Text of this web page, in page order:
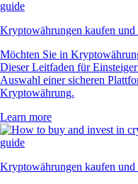
Kryptowährungen kaufen
Möchten Sie in
Dieser Leitfaden für
Auswahl einer sicheren
Kryptowährung.
Learn more
Kryptowährungen kaufen